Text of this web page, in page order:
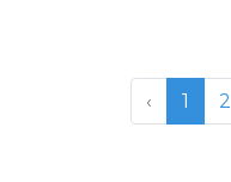
‹ 1 2